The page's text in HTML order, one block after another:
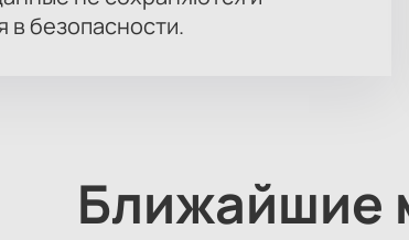
в безопасности.
Ближайшие